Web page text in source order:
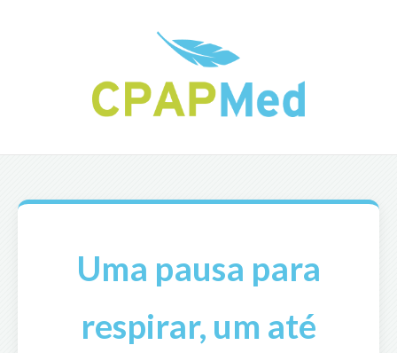
Uma pausa para
respirar, um até